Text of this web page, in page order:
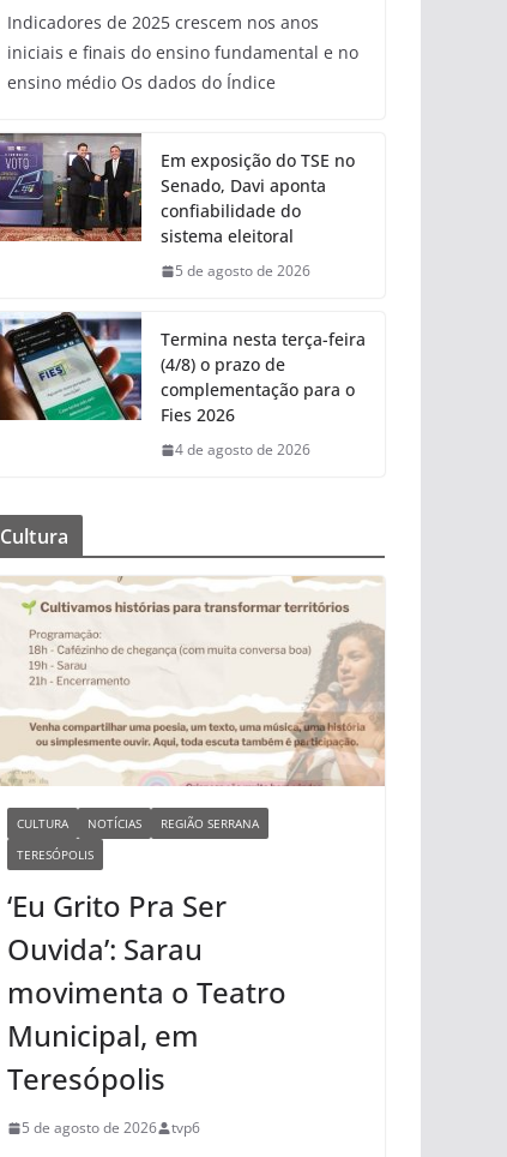
Indicadores de 2025 crescem nos anos
iniciais e finais do ensino fundamental e no
ensino médio Os dados do Índice
Em exposição do TSE no
Senado, Davi aponta
confiabilidade do
sistema eleitoral
5 de agosto de 2026
Termina nesta terça-feira
(4/8) o prazo de
complementação para o
Fies 2026
4 de agosto de 2026
Cultura
CULTURA NOTÍCIAS
REGIÃO SERRANA
TERESÓPOLIS
‘Eu Grito Pra Ser
Ouvida’: Sarau
movimenta o Teatro
Municipal, em
Teresópolis
5 de agosto de 2026 tvp6